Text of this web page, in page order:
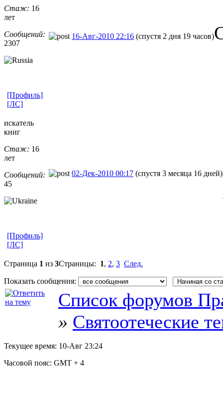
Стаж: 16
лет
Сообщений:
2307
16-Авг-2010 22:16 (спустя 2 дня 19 часов)
[Профиль]
[ЛС]
искатель
книг
Стаж: 16
лет
Сообщений:
45
02-Дек-2010 00:17 (спустя 3 месяца 16 дней)
[Профиль]
[ЛС]
Страница 1 из 3Страницы: 1, 2, 3 След.
Показать сообщения:
Список форумов
» Святоотеческие
Текущее время: 10-Авг 23:24
Часовой пояс: GMT + 4